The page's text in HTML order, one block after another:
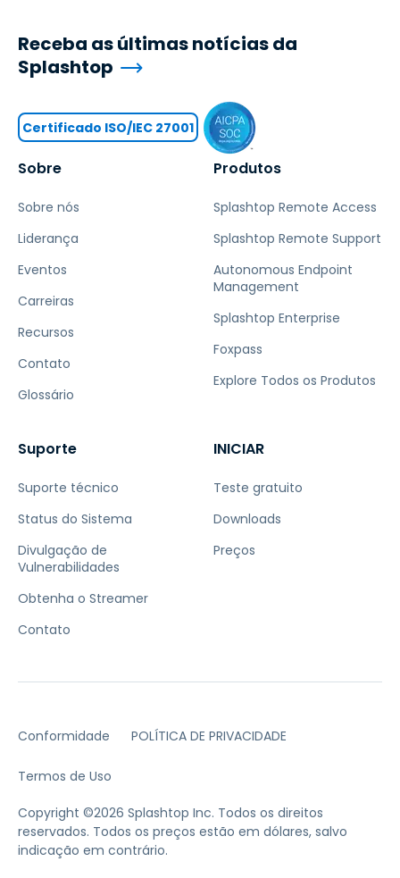
Sobre
Sobre nós
Liderança
Eventos
Carreiras
Recursos
Contato
Glossário
Produtos
Splashtop Remote Access
Splashtop Remote Support
Autonomous Endpoint
Management
Splashtop Enterprise
Foxpass
Explore Todos os Produtos
Suporte
Suporte técnico
Status do Sistema
Divulgação de
Vulnerabilidades
Obtenha o Streamer
Contato
INICIAR
Teste gratuito
Downloads
Preços
Receba as últimas notícias da
Splashtop
Certificado ISO/IEC 27001
Conformidade POLÍTICA DE PRIVACIDADE
Termos de Uso
Copyright ©2026 Splashtop Inc. Todos os direitos
reservados. Todos os preços estão em dólares, salvo
indicação em contrário.